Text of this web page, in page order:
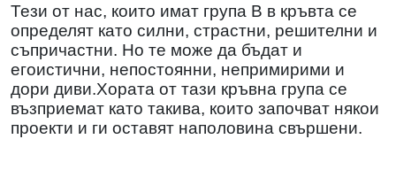
Тези от нас, които имат група В в кръвта се
определят като силни, страстни, решителни и
съпричастни. Но те може да бъдат и
егоистични, непостоянни, непримирими и
дори диви.Хората от тази кръвна група се
възприемат като такива, които започват някои
проекти и ги оставят наполовина свършени.